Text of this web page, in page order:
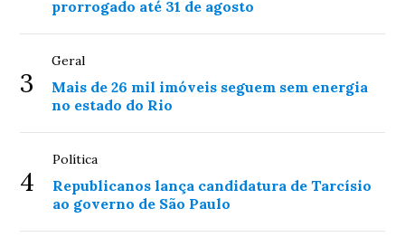
prorrogado até 31 de agosto
3
Geral
Mais de 26 mil imóveis seguem sem energia
no estado do Rio
4
Política
Republicanos lança candidatura de Tarcísio
ao governo de São Paulo